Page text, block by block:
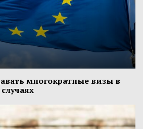
многократные визы в